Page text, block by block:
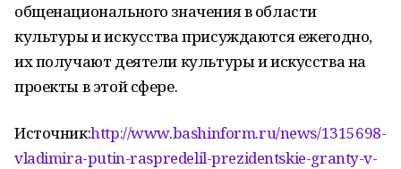
общенационального значения в области
культуры и искусства присуждаются ежегодно,
их получают деятели культуры и искусства на
проекты в этой сфере.
Источник:http://www.bashinform.ru/news/1315698-
vladimira-putin-raspredelil-prezidentskie-granty-v-